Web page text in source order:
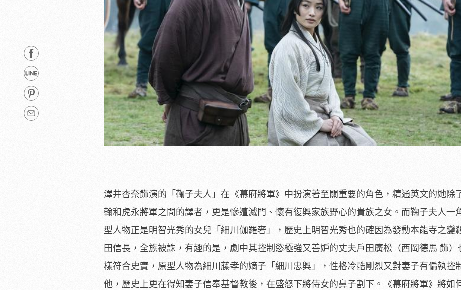
澤井杏奈飾演的「鞠子夫人」在《幕府將軍》 中扮演著至關重要的角色， 精通英文的她除
翰和虎永將軍之間的譯者，更是慘遭滅門、 懷有復興家族野心的貴族之女。 而鞠子夫人一
型人物正是明智光秀的女兒「細川伽羅奢」， 歷史上明智光秀也的確因為發動本能寺之變
田信長， 全族被誅，有趣的是，劇中其控制慾極強又善妒的丈夫戶田廣松（西岡德馬 飾）
樣符合史實，原型人物為細川藤孝的嫡子「細川忠興」， 性格冷酷剛烈又對妻子有偏執控
他， 歷史上更在得知妻子信奉基督教後，在盛怒下將侍女的鼻子割下。《幕府將軍》將如